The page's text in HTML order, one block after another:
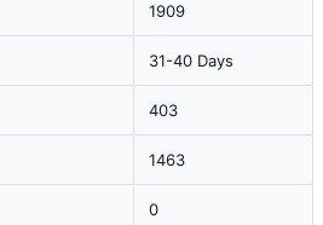
1909
31-40 Days
403
1463
0